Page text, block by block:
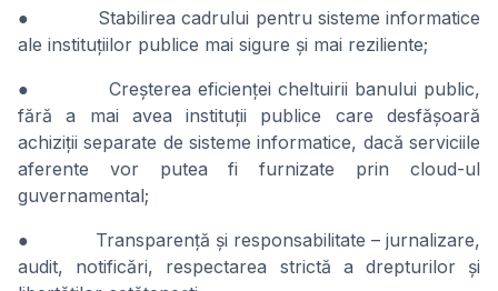
● Stabilirea cadrului pentru sisteme informatice
ale instituțiilor publice mai sigure și mai reziliente;
● Creșterea eficienței cheltuirii banului public,
fără a mai avea instituții publice care desfășoară
achiziții separate de sisteme informatice, dacă serviciile
aferente vor putea fi furnizate prin cloud-ul
guvernamental;
● Transparență și responsabilitate – jurnalizare,
audit, notificări, respectarea strictă a drepturilor și